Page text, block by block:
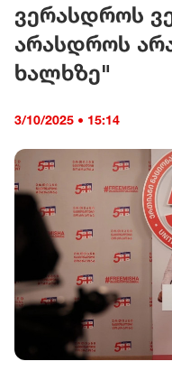
ვერასდროს
არასდროს
ხალხზე"
3/10/2025 • 15:14